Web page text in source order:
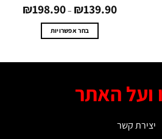
₪139.90
–
₪198.90 מחירים:
עד
בחר אפשרויות
סוגים. האתר
קשר